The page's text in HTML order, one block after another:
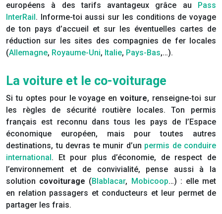
européens à des tarifs avantageux grâce au
Pass
InterRail . Informe-toi aussi sur les conditions de voyage
de ton pays d’accueil et sur les éventuelles cartes de
réduction sur les sites des compagnies de fer locales
(Allemagne, Royaume-Uni, Italie, Pays-Bas,…).
La voiture et le co-voiturage
Si tu optes pour le voyage envoiture, renseigne-toi sur
les règles de sécurité routière locales. Ton permis
français est reconnu dans tous les pays de l’Espace
économique européen, mais pour toutes autres
destinations, tu devras te munir d’un permis de conduire
international . Et pour plus d’économie, de respect de
l’environnement et de convivialité, pense aussi à la
solution covoiturage (Blablacar, Mobicoop…) : elle met
en relation passagers et conducteurs et leur permet de
partager les frais.